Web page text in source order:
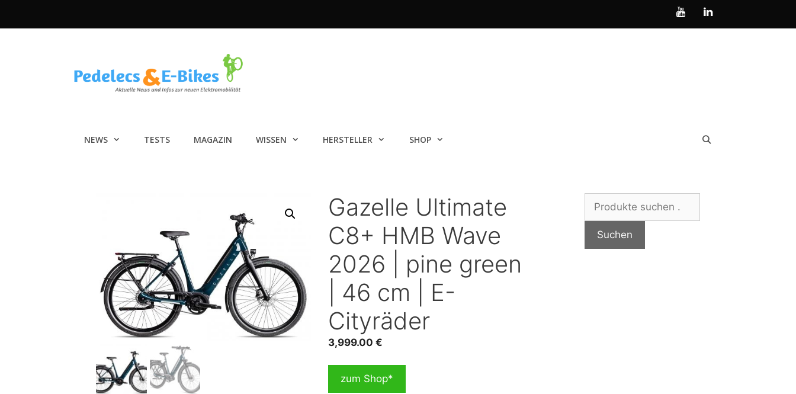
NEWS TESTS MAGAZIN WISSEN HERSTELLER SHOP
Gazelle Ultimate
C8+ HMB Wave
2026 | pine green
| 46 cm | E-
Cityräder
3,999.00 €
zum Shop*
nach:
Suchen